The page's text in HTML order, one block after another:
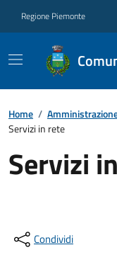
Regione Piemonte
Home /
Servizi in rete
Servizi
Condividi